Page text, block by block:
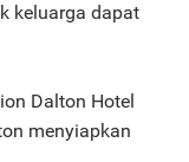
keluarga dapat
Dalton Hotel
menyiapkan